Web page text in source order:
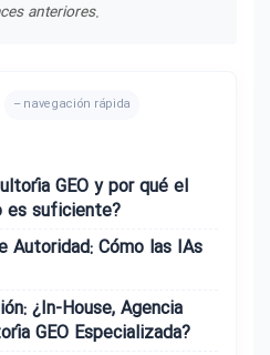
anteriores.
– navegación rápida
GEO y por qué el
es suficiente?
Autoridad: Cómo las IAs
¿In-House, Agencia
GEO Especializada?